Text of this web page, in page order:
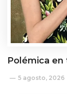
Polémica en
5 agosto, 2026